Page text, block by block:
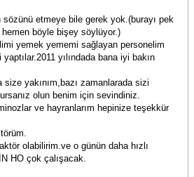
sözünü etmeye bile gerek yok.(burayı pek
böyle bişey söylüyor.)
yemek yememi sağlayan personelim
yılındada bana iyi bakın
yakınım,bazı zamanlarada sizi
olun benim için sevindiniz.
ve hayranlarım hepinize teşekkür
olabilirim.ve o günün daha hızlı
HO çok çalışacak.